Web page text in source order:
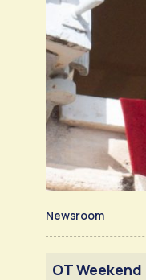
Newsroom
OT Weekend